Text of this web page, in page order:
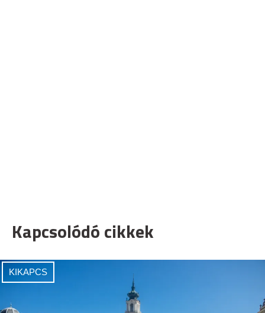
Kapcsolódó cikkek
KIKAPCS